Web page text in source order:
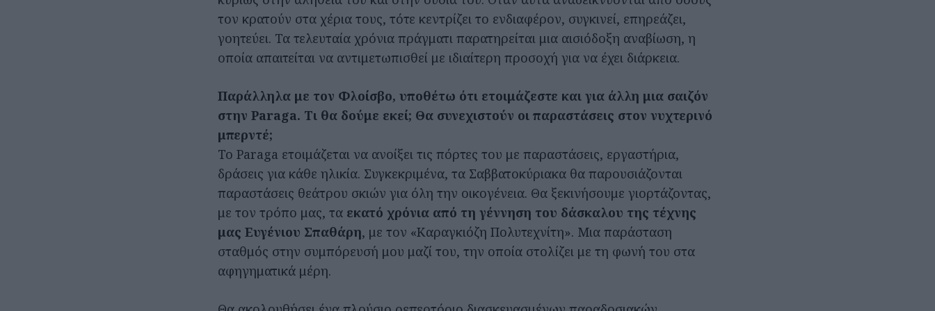
τον κρατούν στα χέρια τους, τότε κεντρίζει το ενδιαφέρον, συγκινεί, επηρεάζει,
γοητεύει. Τα τελευταία χρόνια πράγματι παρατηρείται μια αισιόδοξη αναβίωση, η
οποία απαιτείται να αντιμετωπισθεί με ιδιαίτερη προσοχή για να έχει διάρκεια.
Παράλληλα με τον Φλοίσβο, υποθέτω ότι ετοιμάζεστε και για άλλη μια σαιζόν
στην Paraga. Τι θα δούμε εκεί; Θα συνεχιστούν οι παραστάσεις στον νυχτερινό
μπερντέ;
Το Paraga ετοιμάζεται να ανοίξει τις πόρτες του με παραστάσεις, εργαστήρια,
δράσεις για κάθε ηλικία. Συγκεκριμένα, τα Σαββατοκύριακα θα παρουσιάζονται
παραστάσεις θεάτρου σκιών για όλη την οικογένεια. Θα ξεκινήσουμε γιορτάζοντας,
με τον τρόπο μας, τα εκατό χρόνια από τη γέννηση του δάσκαλου της τέχνης
μας Ευγένιου Σπαθάρη, με τον «Καραγκιόζη Πολυτεχνίτη». Mια παράσταση
σταθμός στην συμπόρευσή μου μαζί του, την οποία στολίζει με τη φωνή του στα
αφηγηματικά μέρη.